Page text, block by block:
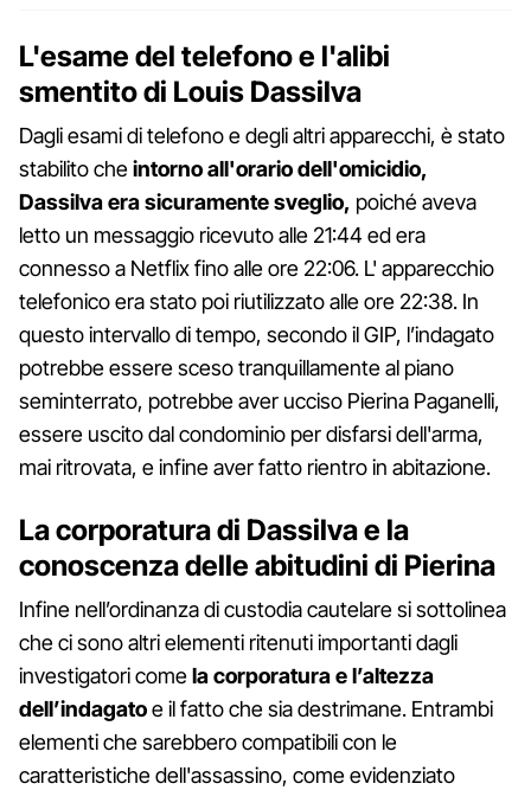
L'esame del telefono e l'alibi
smentito di Louis Dassilva
Dagli esami di telefono e degli altri apparecchi, è stato
stabilito cheintorno all'orario dell'omicidio,
Dassilva era sicuramente sveglio, poiché aveva
letto un messaggio ricevuto alle 21:44 ed era
connesso a Netflix fino alle ore 22:06. L' apparecchio
telefonico era stato poi riutilizzato alle ore 22:38. In
questo intervallo di tempo, secondo il GIP, l’indagato
potrebbe essere sceso tranquillamente al piano
seminterrato, potrebbe aver ucciso Pierina Paganelli,
essere uscito dal condominio per disfarsi dell'arma,
mai ritrovata, e infine aver fatto rientro in abitazione.
La corporatura di Dassilva e la
conoscenza delle abitudini di Pierina
Infine nell’ordinanza di custodia cautelare si sottolinea
che ci sono altri elementi ritenuti importanti dagli
investigatori comela corporatura e l’altezza
dell’indagatoe il fatto che sia destrimane. Entrambi
elementi che sarebbero compatibili con le
caratteristiche dell'assassino, come evidenziato